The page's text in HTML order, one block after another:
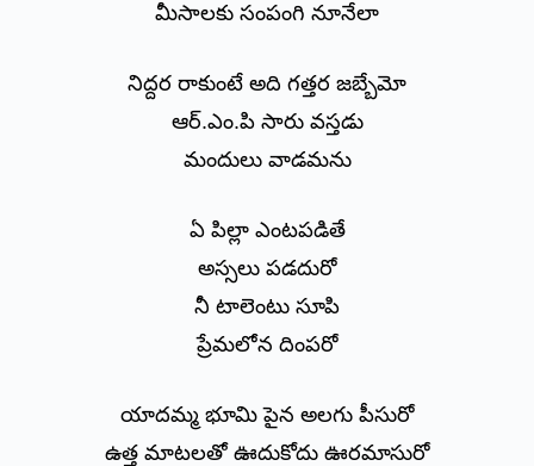
మీసాలకు సంపంగి నూనేలా
నిద్దర రాకుంటే అది గత్తర జబ్బేమో
ఆర్.ఎం.పి సారు వస్తడు
మందులు వాడమను
ఏ పిల్లా ఎంటపడితే
అస్సలు పడదురో
నీ టాలెంటు సూపి
ప్రేమలోన దింపరో
యాదమ్మ భూమి పైన అలగు పీసురో
ఉత్త మాటలతో ఊదుకోదు ఊరమాసురో